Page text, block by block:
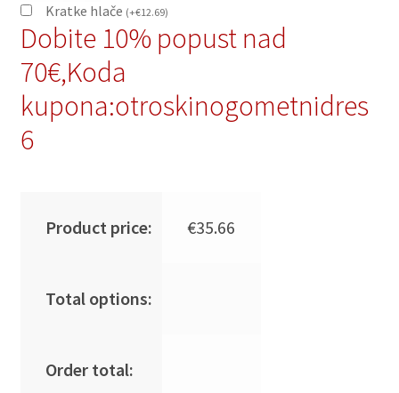
Kratke hlače (+€12.69)
Dobite 10% popust nad
70€,Koda
kupona:otroskinogometnidres
6
Product price: €35.66
Total options:
Order total: